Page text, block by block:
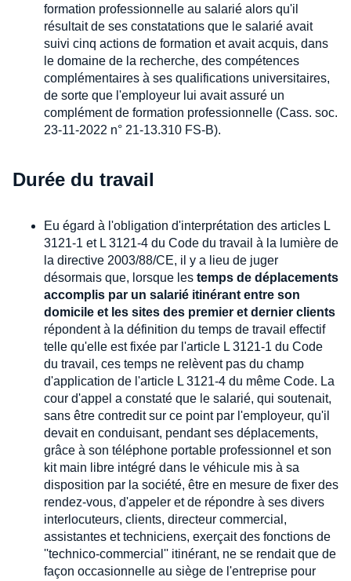
formation professionnelle au salarié alors qu'il
résultait de ses constatations que le salarié avait
suivi cinq actions de formation et avait acquis, dans
le domaine de la recherche, des compétences
complémentaires à ses qualifications universitaires,
de sorte que l'employeur lui avait assuré un
complément de formation professionnelle (Cass. soc.
23-11-2022 n° 21-13.310 FS-B).
Durée du travail
Eu égard à l'obligation d'interprétation des articles L
3121-1 et L 3121-4 du Code du travail à la lumière de
la directive 2003/88/CE, il y a lieu de juger
désormais que, lorsque les temps de déplacements
accomplis par un salarié itinérant entre son
domicile et les sites des premier et dernier clients
répondent à la définition du temps de travail effectif
telle qu'elle est fixée par l'article L 3121-1 du Code
du travail, ces temps ne relèvent pas du champ
d'application de l'article L 3121-4 du même Code. La
cour d'appel a constaté que le salarié, qui soutenait,
sans être contredit sur ce point par l'employeur, qu'il
devait en conduisant, pendant ses déplacements,
grâce à son téléphone portable professionnel et son
kit main libre intégré dans le véhicule mis à sa
disposition par la société, être en mesure de fixer des
rendez-vous, d'appeler et de répondre à ses divers
interlocuteurs, clients, directeur commercial,
assistantes et techniciens, exerçait des fonctions de
''technico-commercial'' itinérant, ne se rendait que de
façon occasionnelle au siège de l'entreprise pour